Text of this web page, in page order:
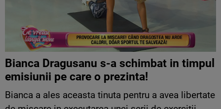
Bianca Dragusanu s-a schimbat in timpul
emisiunii pe care o prezinta!
Bianca a ales aceasta tinuta pentru a avea libertate